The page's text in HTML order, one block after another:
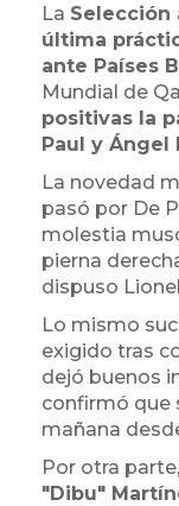
La Selección
última
ante Países
Mundial de
positivas la
Paul y Ángel
La novedad
pasó por De
molestia
pierna
dispuso
Lo mismo
exigido tras
dejó buenos
confirmó que
mañana
Por otra parte,
"Dibu"